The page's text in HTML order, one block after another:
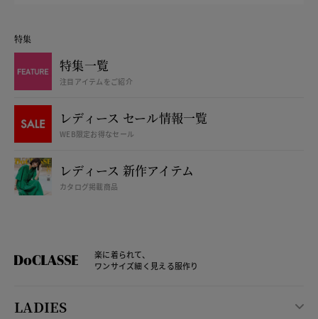
特集
特集一覧
注目アイテムをご紹介
レディース セール情報一覧
WEB限定お得なセール
レディース 新作アイテム
カタログ掲載商品
楽に着られて、
ワンサイズ細く見える服作り
LADIES